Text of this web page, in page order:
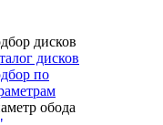
дисков
дисков
по
обода